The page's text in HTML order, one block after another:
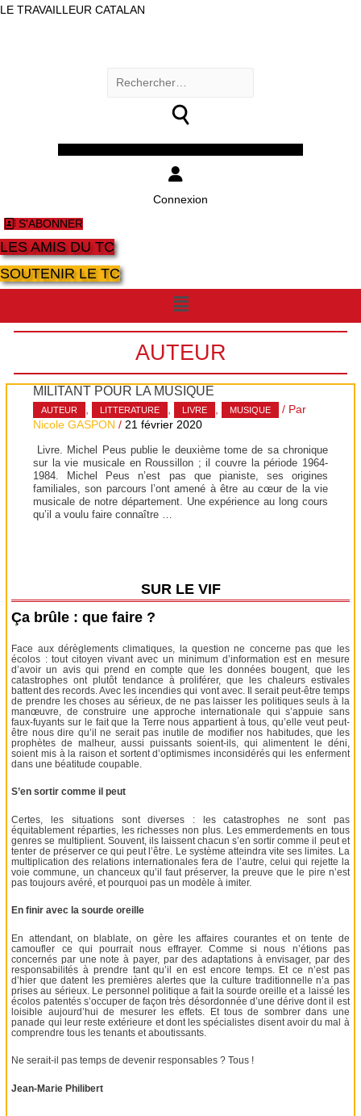
LE TRAVAILLEUR CATALAN
Rechercher :
Connexion
S'ABONNER
LES AMIS DU TC
SOUTENIR LE TC
Menu
AUTEUR
MILITANT POUR LA MUSIQUE
AUTEUR , LITTERATURE , LIVRE , MUSIQUE
/ Par
Nicole GASPON /21 février 2020
Livre. Michel Peus publie le deuxième tome de sa chronique
sur la vie musicale en Roussillon ; il couvre la période 1964-
1984. Michel Peus n’est pas que pianiste, ses origines
familiales, son parcours l’ont amené à être au cœur de la vie
musicale de notre département. Une expérience au long cours
qu’il a voulu faire connaître …
SUR LE VIF
Ça brûle : que faire ?
Face aux dérèglements climatiques, la question ne concerne pas que les
écolos : tout citoyen vivant avec un minimum d’information est en mesure
d’avoir un avis qui prend en compte que les données bougent, que les
catastrophes ont plutôt tendance à proliférer, que les chaleurs estivales
battent des records. Avec les incendies qui vont avec. Il serait peut-être temps
de prendre les choses au sérieux, de ne pas laisser les politiques seuls à la
manœuvre, de construire une approche internationale qui s’appuie sans
faux-fuyants sur le fait que la Terre nous appartient à tous, qu’elle veut peut-
être nous dire qu’il ne serait pas inutile de modifier nos habitudes, que les
prophètes de malheur, aussi puissants soient-ils, qui alimentent le déni,
soient mis à la raison et sortent d’optimismes inconsidérés qui les enferment
dans une béatitude coupable.
S’en sortir comme il peut
Certes, les situations sont diverses : les catastrophes ne sont pas
équitablement réparties, les richesses non plus. Les emmerdements en tous
genres se multiplient. Souvent, ils laissent chacun s’en sortir comme il peut et
tenter de préserver ce qui peut l’être. Le système atteindra vite ses limites. La
multiplication des relations internationales fera de l’autre, celui qui rejette la
voie commune, un chanceux qu’il faut préserver, la preuve que le pire n’est
pas toujours avéré, et pourquoi pas un modèle à imiter.
En finir avec la sourde oreille
En attendant, on blablate, on gère les affaires courantes et on tente de
camoufler ce qui pourrait nous effrayer. Comme si nous n’étions pas
concernés par une note à payer, par des adaptations à envisager, par des
responsabilités à prendre tant qu’il en est encore temps. Et ce n’est pas
d’hier que datent les premières alertes que la culture traditionnelle n’a pas
prises au sérieux. Le personnel politique a fait la sourde oreille et a laissé les
écolos patentés s’occuper de façon très désordonnée d’une dérive dont il est
loisible aujourd’hui de mesurer les effets. Et tous de sombrer dans une
panade qui leur reste extérieure et dont les spécialistes disent avoir du mal à
comprendre tous les tenants et aboutissants.
Ne serait-il pas temps de devenir responsables ? Tous !
Jean-Marie Philibert